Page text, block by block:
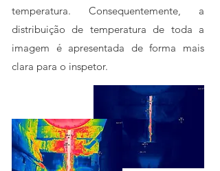
temperatura. Consequentemente, a
distribuição de temperatura de toda a
imagem é apresentada de forma mais
clara para o inspetor.